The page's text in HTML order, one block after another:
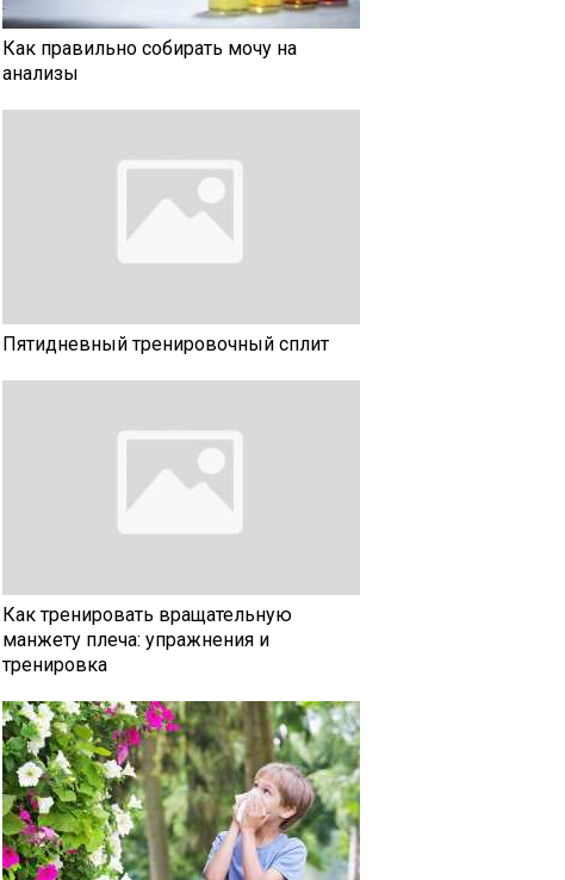
Как правильно собирать мочу на
анализы
Пятидневный тренировочный сплит
Как тренировать вращательную
манжету плеча: упражнения и
тренировка